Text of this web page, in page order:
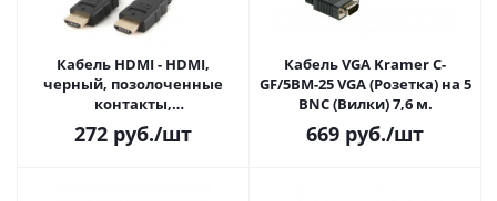
Кабель HDMI - HDMI,
черный, позолоченные
контакты,
экранированный, 1.8м, v1.4,
19M/19M (CC-HDMI4-6)
272 руб./шт
Кабель VGA Kramer C-
GF/5BM-25 VGA (Розетка) на 5
BNC (Вилки) 7,6 м.
669 руб./шт